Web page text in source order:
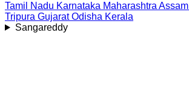
Tamil Nadu Karnataka Maharashtra Assam
Tripura Gujarat Odisha Kerala
Sangareddy